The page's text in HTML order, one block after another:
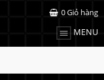
MENU
0Giỏ hàng